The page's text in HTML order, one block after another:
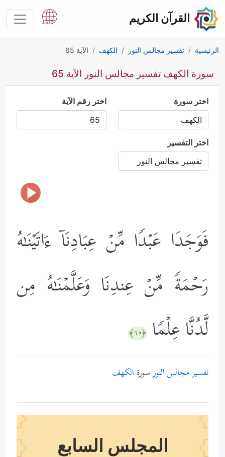
القرآن الكريم
الرئيسية تفسير مجالس النور الكهف الآية 65
سورة الكهف تفسير مجالس النور الآية 65
اختر سورة اختر رقم الآية
اختر التفسير
فَوَجَدَا عَبۡدࣰا مِّنۡ عِبَادِنَاۤ ءَاتَیۡنَـٰهُ
رَحۡمَةࣰ مِّنۡ عِندِنَا وَعَلَّمۡنَـٰهُ مِن
لَّدُنَّا عِلۡمࣰا ﴿٦٥﴾
تفسير مجالس النورسورة الكهف
المجلس السابع